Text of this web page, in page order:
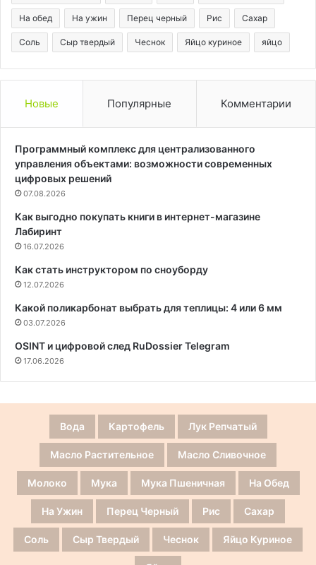
На обед На ужин Перец черный Рис Сахар
Соль Сыр твердый Чеснок Яйцо куриное яйцо
Новые Популярные Комментарии
Программный комплекс для централизованного
управления объектами: возможности современных
цифровых решений
07.08.2026
Как выгодно покупать книги в интернет-магазине
Лабиринт
16.07.2026
Как стать инструктором по сноуборду
12.07.2026
Какой поликарбонат выбрать для теплицы: 4 или 6 мм
03.07.2026
OSINT и цифровой след RuDossier Telegram
17.06.2026
Вода Картофель Лук Репчатый
Масло Растительное Масло Сливочное
Молоко Мука Мука Пшеничная На Обед
На Ужин Перец Черный Рис Сахар
Соль Сыр Твердый Чеснок Яйцо Куриное